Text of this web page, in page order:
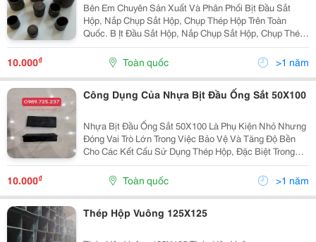
Bên Em Chuyên Sản Xuất Và Phân Phối Bịt Đầu Sắt
Hộp, Nắp Chụp Sắt Hộp, Chụp Thép Hộp Trên Toàn
Quốc. B Ịt Đầu Sắt Hộp, Nắp Chụp Sắt Hộp, Chụp Thép
Hộp Có Tác Dụng Bảo Vệ Ống Sắt Của Bạn Khỏi Các
Tác Nhân Gây Hại Như Nắng, Mưa Ống Sắt Của Bạn
Không...
10.000₫ Toàn quốc >1 năm
Công Dụng Của Nhựa Bịt Đầu Ống Sắt 50X100
Nhựa Bịt Đầu Ống Sắt 50X100 Là Phụ Kiện Nhỏ Nhưng
Đóng Vai Trò Lớn Trong Việc Bảo Vệ Và Tăng Độ Bền
Cho Các Kết Cấu Sử Dụng Thép Hộp, Đặc Biệt Trong
Nội Thất Và Công Nghiệp Cơ Khí. Với Thiết Kế Vừa
Khít Kích Thước Thép Hộp 50X100, Sản Phẩm Này
Không...
10.000₫ Toàn quốc >1 năm
Thép Hộp Vuông 125X125